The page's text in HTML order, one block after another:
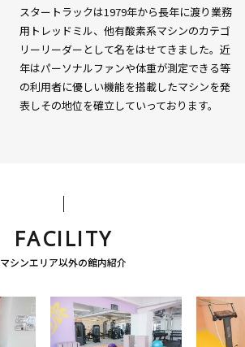
スタートラックは1979年から長年に渡り業務
用トレッドミル、他有酸素系マシンのカテゴ
リーリーダーとして名をはせてきました。近
年はパーソナルファンや体重が測定できる等
の利用者に優しい機能を搭載したマシンを発
表しその地位を確立していっております。
FACILITY
マシンエリア以外の館内紹介